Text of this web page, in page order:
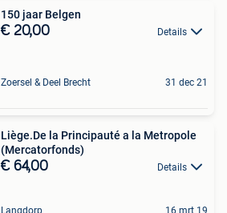
150 jaar Belgen
€ 20,00 Details
Zoersel & Deel Brecht 31 dec 21
Liège.De la Principauté a la Metropole
(Mercatorfonds)
€ 64,00 Details
Langdorp 16 mrt 19